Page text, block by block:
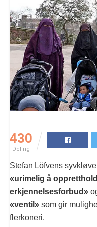
430
Deling
Stefan Löfvens
«urimelig å
erkjennelsesforbud»
«ventil» som gir
flerkoneri.